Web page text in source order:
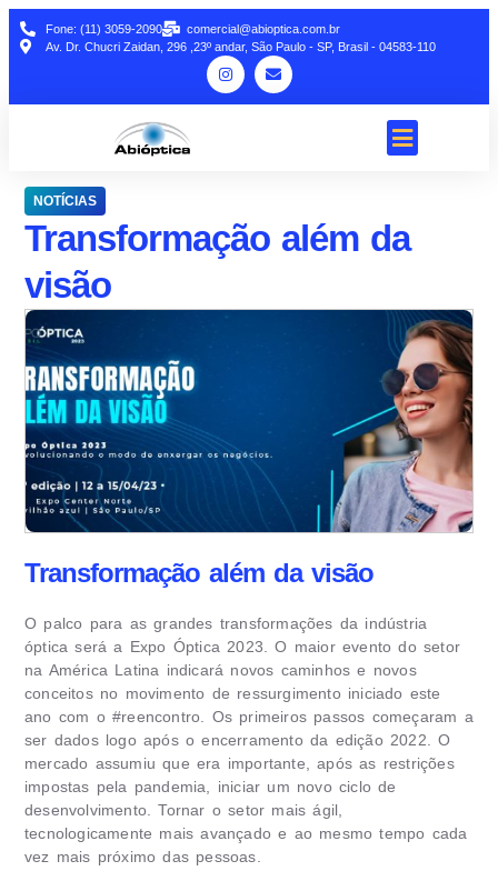
Fone: (11) 3059-2090
comercial@abioptica.com.br
Av. Dr. Chucri Zaidan, 296 ,23º andar, São Paulo - SP, Brasil - 04583-110
NOTÍCIAS
Transformação além da
visão
Transformação além da visão
O palco para as grandes transformações da indústria
óptica será a Expo Óptica 2023. O maior evento do setor
na América Latina indicará novos caminhos e novos
conceitos no movimento de ressurgimento iniciado este
ano com o #reencontro. Os primeiros passos começaram a
ser dados logo após o encerramento da edição 2022. O
mercado assumiu que era importante, após as restrições
impostas pela pandemia, iniciar um novo ciclo de
desenvolvimento. Tornar o setor mais ágil,
tecnologicamente mais avançado e ao mesmo tempo cada
vez mais próximo das pessoas.